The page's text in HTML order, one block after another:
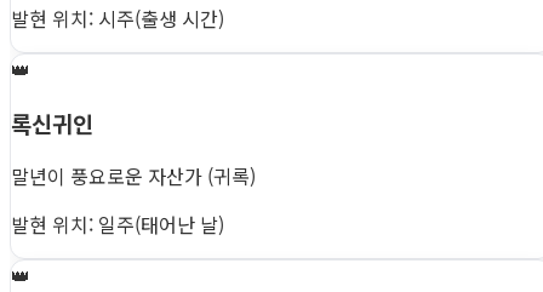
발현 위치: 시주(출생 시간)
👑
록신귀인
말년이 풍요로운 자산가 (귀록)
발현 위치: 일주(태어난 날)
👑